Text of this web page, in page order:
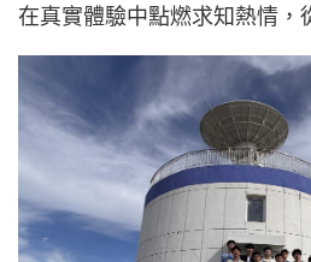
在真實體驗中點燃求知熱情，